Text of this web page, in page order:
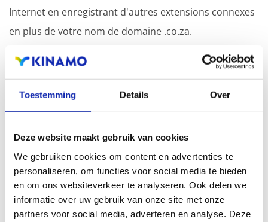
Toestemming Details Over
Deze website maakt gebruik van cookies
We gebruiken cookies om content en advertenties te
personaliseren, om functies voor social media te bieden
en om ons websiteverkeer te analyseren. Ook delen we
informatie over uw gebruik van onze site met onze
partners voor social media, adverteren en analyse. Deze
Internet en enregistrant d'autres extensions connexes
en plus de votre nom de domaine .co.za.
L'enregistrement du nom de domaine avec différentes
extensions offre l'avantage d'une visibilité accrue dans
les moteurs de recherche, d'une présence
résultats de recherche locaux des moteurs de
recherche.
Enregistrez votre nom de domaine